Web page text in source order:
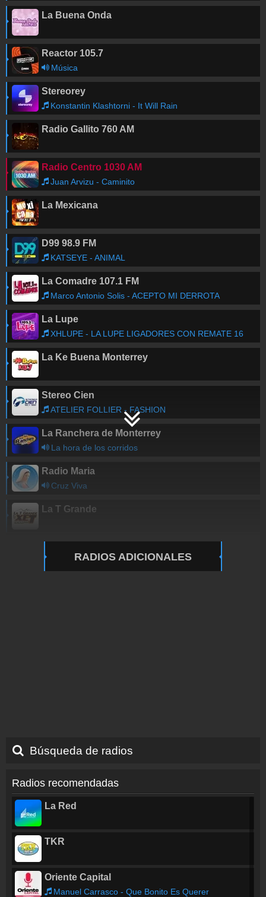
La Buena Onda
Reactor 105.7
Música
Stereorey
Konstantin Klashtorni - It Will Rain
Radio Gallito 760 AM
Radio Centro 1030 AM
Juan Arvizu - Caminito
La Mexicana
D99 98.9 FM
KATSEYE - ANIMAL
La Comadre 107.1 FM
Marco Antonio Solis - ACEPTO MI DERROTA
La Lupe
XHLUPE - LA LUPE LIGADORES CON REMATE 16
La Ke Buena Monterrey
Stereo Cien
ATELIER FOLLIER - FASHION
La Ranchera de Monterrey
La hora de los corridos
Radio Maria
Cruz Viva
La T Grande
RADIOS ADICIONALES
Búsqueda de radios
Radios recomendadas
La Red
TKR
Oriente Capital
Manuel Carrasco - Que Bonito Es Querer